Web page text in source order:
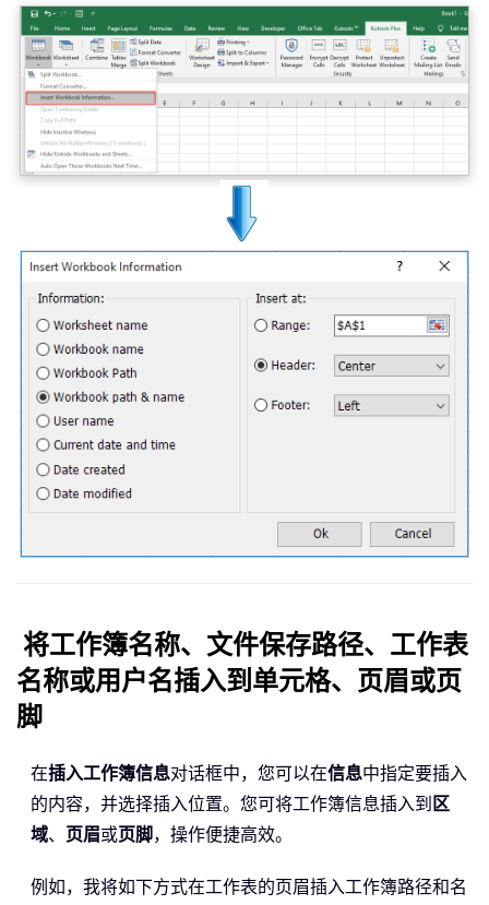
将工作簿名称、文件保存路径、工作表
名称或用户名插入到单元格、页眉或页
脚
在插入工作簿信息对话框中，您可以在信息中指定要插入
的内容，并选择插入位置。您可将工作簿信息插入到 区
域、 页眉或页脚，操作便捷高效。
例如，我将如下方式在工作表的页眉插入工作簿路径和名